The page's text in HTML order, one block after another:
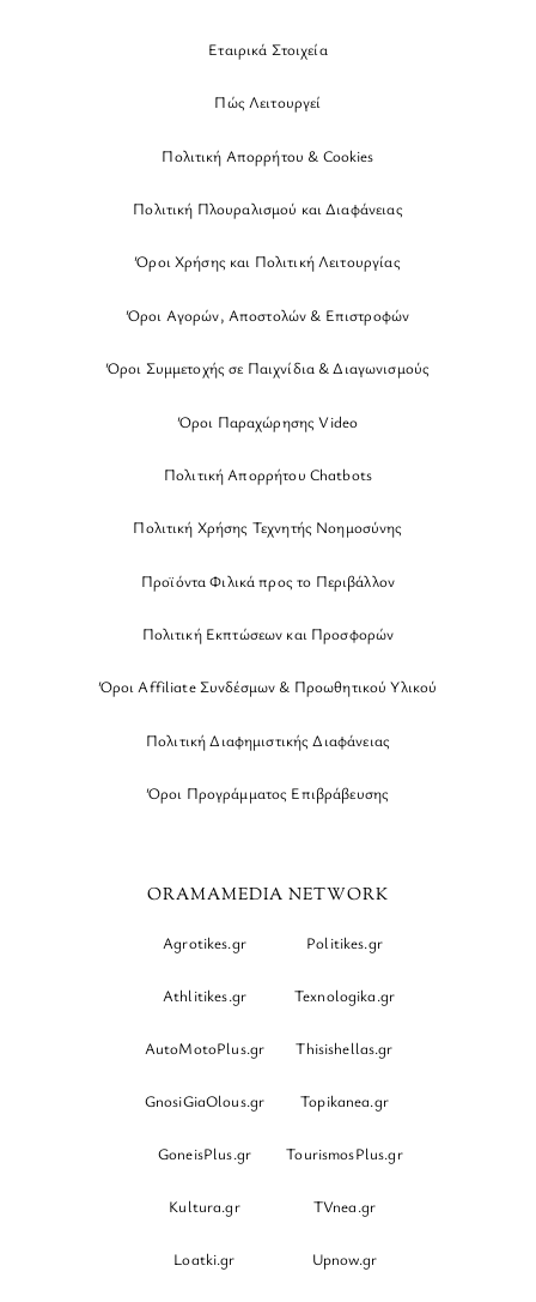
Εταιρικά Στοιχεία
Πώς Λειτουργεί
Πολιτική Απορρήτου & Cookies
Πολιτική Πλουραλισμού και Διαφάνειας
Όροι Χρήσης και Πολιτική Λειτουργίας
Όροι Αγορών, Αποστολών & Επιστροφών
Όροι Συμμετοχής σε Παιχνίδια & Διαγωνισμούς
Όροι Παραχώρησης Video
Πολιτική Απορρήτου Chatbots
Πολιτική Χρήσης Τεχνητής Νοημοσύνης
Προϊόντα Φιλικά προς το Περιβάλλον
Πολιτική Εκπτώσεων και Προσφορών
Όροι Affiliate Συνδέσμων & Προωθητικού Υλικού
Πολιτική Διαφημιστικής Διαφάνειας
Όροι Προγράμματος Επιβράβευσης
ORAMAMEDIA NETWORK
Agrotikes.gr Politikes.gr
Athlitikes.gr Texnologika.gr
AutoMotoPlus.gr Thisishellas.gr
GnosiGiaOlous.gr Topikanea.gr
GoneisPlus.gr TourismosPlus.gr
Kultura.gr TVnea.gr
Loatki.gr Upnow.gr